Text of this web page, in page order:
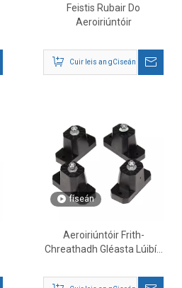
Feistis Rubair Do
Aeroiriúntóir
Cuir leis an gCiseán
físeán
Aeroiriúntóir Frith-
Chreathadh Gléasta Lúibín
Feistithe le haghaidh